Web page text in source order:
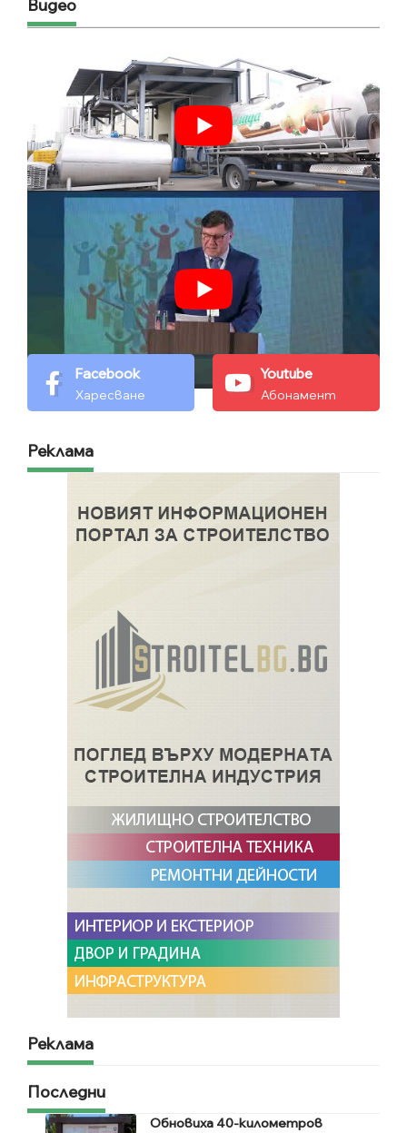
Видео
Facebook
Харесване
Youtube
Абонамент
Реклама
Реклама
Последни
Обновиха 40-километров